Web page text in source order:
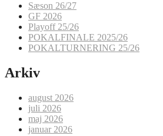
Sæson 26/27
GF 2026
Playoff 25/26
POKALFINALE 2025/26
POKALTURNERING 25/26
Arkiv
august 2026
juli 2026
maj 2026
januar 2026